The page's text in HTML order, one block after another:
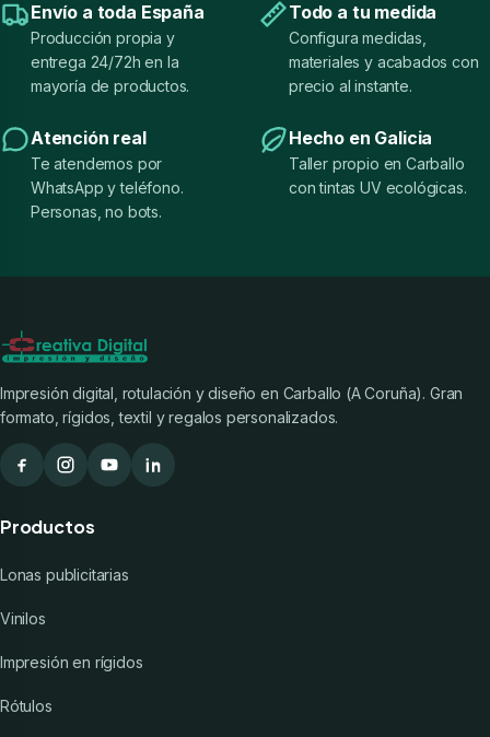
Envío a toda España
Producción propia y
entrega 24/72h en la
mayoría de productos.
Todo a tu medida
Configura medidas,
materiales y acabados con
precio al instante.
Atención real
Te atendemos por
WhatsApp y teléfono.
Personas, no bots.
Hecho en Galicia
Taller propio en Carballo
con tintas UV ecológicas.
Impresión digital, rotulación y diseño en Carballo (A Coruña). Gran
formato, rígidos, textil y regalos personalizados.
Productos
Lonas publicitarias
Vinilos
Impresión en rígidos
Rótulos